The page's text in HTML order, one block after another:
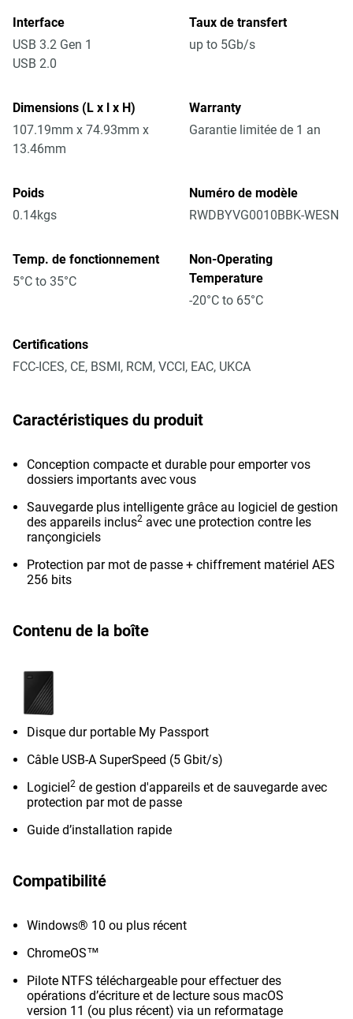
Interface
USB 3.2 Gen 1
USB 2.0
Taux de transfert
up to 5Gb/s
Dimensions (L x l x H)
107.19mm x 74.93mm x
13.46mm
Warranty
Garantie limitée de 1 an
Poids
0.14kgs
Numéro de modèle
RWDBYVG0010BBK-WESN
Temp. de fonctionnement
5°C to 35°C
Non-Operating
Temperature
-20°C to 65°C
Certifications
FCC-ICES, CE, BSMI, RCM, VCCI, EAC, UKCA
Caractéristiques du produit
Conception compacte et durable pour emporter vos
dossiers importants avec vous
Sauvegarde plus intelligente grâce au logiciel de gestion
des appareils inclus2 avec une protection contre les
rançongiciels
Protection par mot de passe + chiffrement matériel AES
256 bits
Contenu de la boîte
Disque dur portable My Passport
Câble USB-A SuperSpeed (5 Gbit/s)
Logiciel2 de gestion d'appareils et de sauvegarde avec
protection par mot de passe
Guide d’installation rapide
Compatibilité
Windows® 10 ou plus récent
ChromeOS™
Pilote NTFS téléchargeable pour effectuer des
opérations d’écriture et de lecture sous macOS
version 11 (ou plus récent) via un reformatage